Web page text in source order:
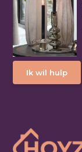
Ik wil hulp